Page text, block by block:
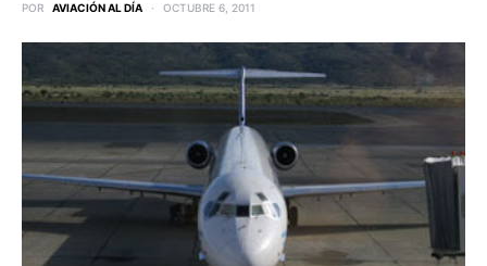
POR AVIACIÓN AL DÍA OCTUBRE 6, 2011